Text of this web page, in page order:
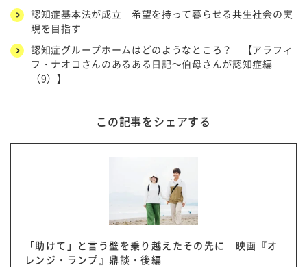
認知症基本法が成立 希望を持って暮らせる共生社会の実
現を目指す
認知症グループホームはどのようなところ？ 【アラフィ
フ・ナオコさんのあるある日記～伯母さんが認知症編
（9）】
この記事をシェアする
「助けて」と言う壁を乗り越えたその先に 映画『オ
レンジ・ランプ』鼎談・後編